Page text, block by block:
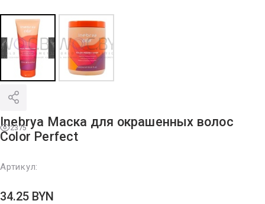
2375
Inebrya Маска для окрашенных волос
Color Perfect
Артикул:
34.25 BYN